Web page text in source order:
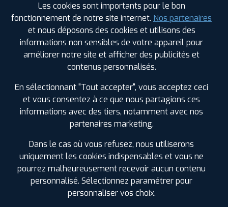
SPÉCIFICATIONS AVIS CLIENTS ÉTIQUETAGE
Les cookies sont importants pour le bon
fonctionnement de notre site internet. Nos partenaires
et nous déposons des cookies et utilisons des
informations non sensibles de votre appareil pour
améliorer notre site et afficher des publicités et
contenus personnalisés.
En sélectionnant "Tout accepter", vous acceptez ceci
et vous consentez à ce que nous partagions ces
informations avec des tiers, notamment avec nos
partenaires marketing.
Dans le cas où vous refusez, nous utiliserons
uniquement les cookies indispensables et vous ne
pourrez malheureusement recevoir aucun contenu
personnalisé. Sélectionnez paramétrer pour
personnaliser vos choix.